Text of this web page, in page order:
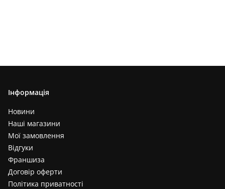
Інформація
Новини
Наші магазини
Мої замовлення
Відгуки
Франшиза
Договір оферти
Політика приватності